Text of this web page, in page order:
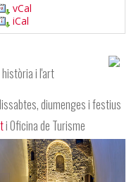
vCal
iCal
i l'art
diumenges i festius
i Oficina de Turisme